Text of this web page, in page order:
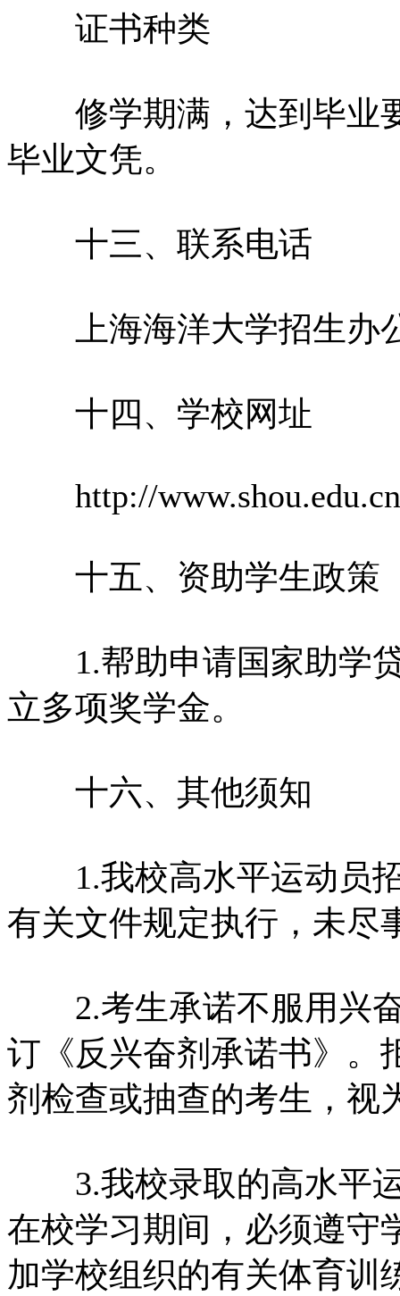
证书种类
修学期满，达到毕业要
毕业文凭。
十三、联系电话
上海海洋大学招生办公
十四、学校网址
http://www.shou.edu.cn
十五、资助学生政策
1.帮助申请国家助学贷
立多项奖学金。
十六、其他须知
1.我校高水平运动员招
有关文件规定执行，未尽
2.考生承诺不服用兴奋
订《反兴奋剂承诺书》。
剂检查或抽查的考生，视
3.我校录取的高水平运
在校学习期间，必须遵守
加学校组织的有关体育训